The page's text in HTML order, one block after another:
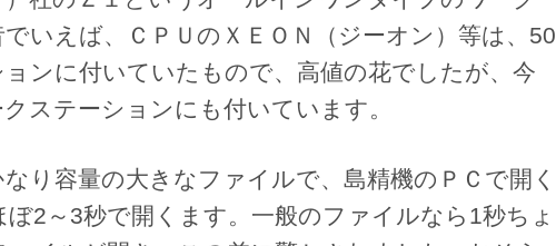
いえば、ＣＰＵのＸＥＯＮ（ジーオン）等は、50
ンに付いていたもので、高値の花でしたが、今
ステーションにも付いています。
り容量の大きなファイルで、島精機のＰＣで開く
2～3秒で開くます。一般のファイルなら1秒ちょ